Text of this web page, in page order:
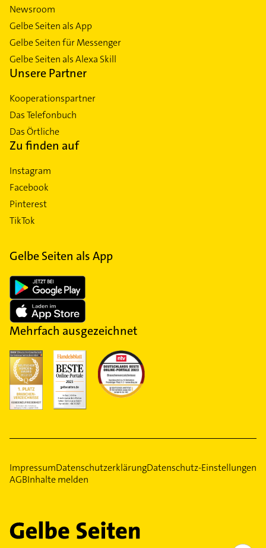
Newsroom
Gelbe Seiten als App
Gelbe Seiten für Messenger
Gelbe Seiten als Alexa Skill
Unsere Partner
Kooperationspartner
Das Telefonbuch
Das Örtliche
Zu finden auf
Instagram
Facebook
Pinterest
TikTok
Gelbe Seiten als App
Mehrfach ausgezeichnet
ImpressumDatenschutzerklärungDatenschutz-Einstellungen
AGBInhalte melden